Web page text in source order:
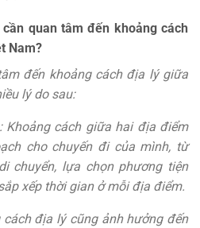
quan tâm đến khoảng cách
Nam?
đến khoảng cách địa lý giữa
lý do sau:
Khoảng cách giữa hai địa điểm
cho chuyến đi của mình, từ
chuyển, lựa chọn phương tiện
xếp thời gian ở mỗi địa điểm.
cách địa lý cũng ảnh hưởng đến